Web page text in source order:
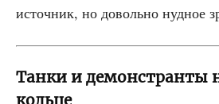
источ­ник, но доволь­но нуд­ное
Танки и демонстранты